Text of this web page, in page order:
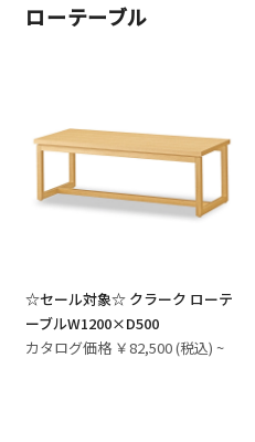
ローテーブル
☆セール対象☆ クラーク ローテ
ーブルW1200×D500
カタログ価格 ￥82,500 (税込) ~